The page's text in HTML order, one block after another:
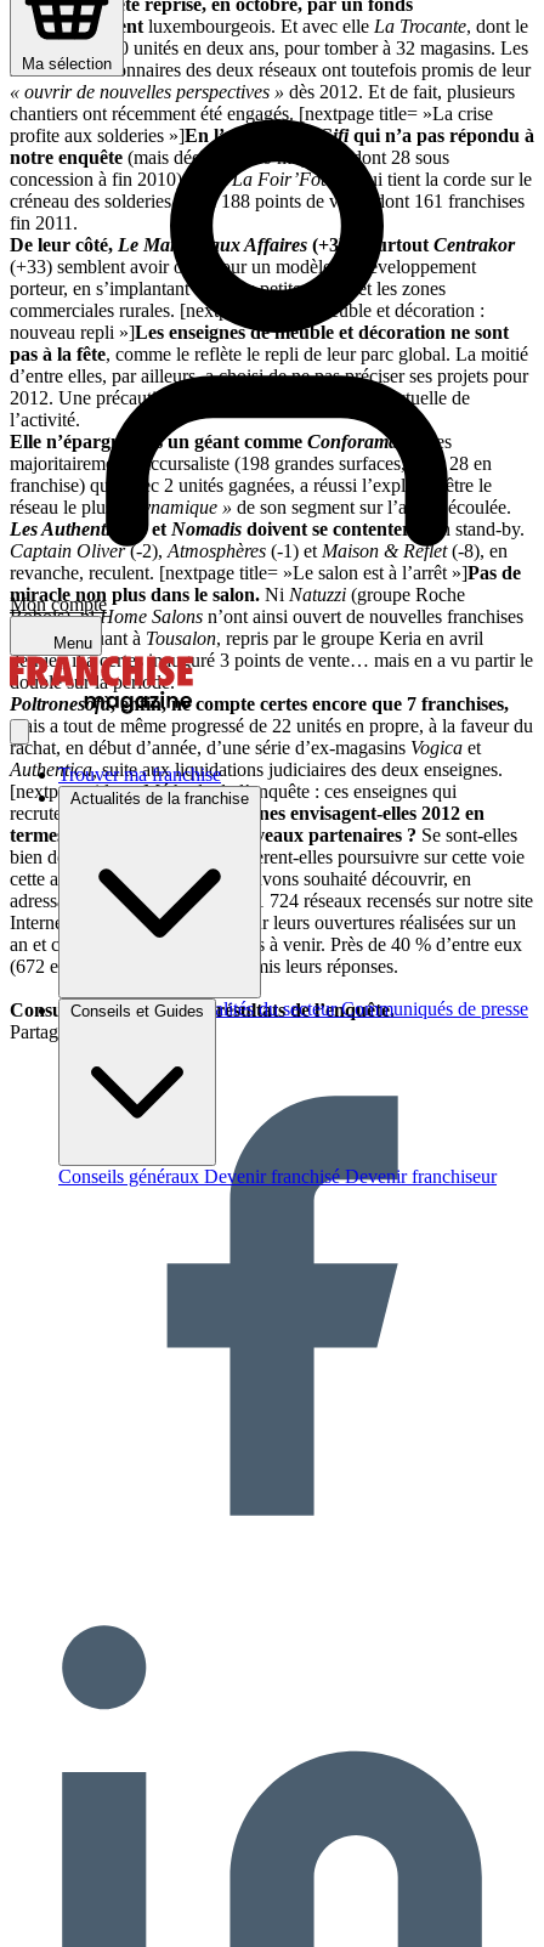
Ma sélection
Mon compte
Menu
Trouver ma franchise
Actualités de la franchise
Brèves et actus Actualités du secteur Communiqués de presse
Conseils et Guides
Conseils généraux Devenir franchisé Devenir franchiseur
d’investissement luxembourgeois. Et avec elle La Trocante, dont le
parc a perdu 20 unités en deux ans, pour tomber à 32 magasins. Les
nouveaux actionnaires des deux réseaux ont toutefois promis de leur
« ouvrir de nouvelles perspectives » dès 2012. Et de fait, plusieurs
chantiers ont récemment été engagés. [nextpage title= »La crise
profite aux solderies »]En l’absence de Gifiqui n’a pas répondu à
notre enquête (mais déclarait 320 magasins dont 28 sous
concession à fin 2010), c’est La Foir’Fouille
qui tient la corde sur le
créneau des solderies, avec 188 points de vente dont 161 franchises
fin 2011.
De leur côté, Le Marché aux Affaires (+3) et surtout Centrakor
(+33) semblent avoir opté pour un modèle de développement
porteur, en s’implantant dans les petites villes et les zones
commerciales rurales. [nextpage title= »Meuble et décoration :
nouveau repli »]Les enseignes de meuble et décoration ne sont
pas à la fête, comme le reflète le repli de leur parc global. La moitié
d’entre elles, par ailleurs, a choisi de ne pas préciser ses projets pour
2012. Une précaution qui témoigne de la frilosité actuelle de
l’activité.
Elle n’épargne pas un géant comme Conforama
certes
majoritairement succursaliste (198 grandes surfaces, dont 28 en
franchise) qui, avec 2 unités gagnées, a réussi l’exploit d’être le
réseau le plus
« dynamique » de son segment sur l’année écoulée.
Les Authentiqueset Nomadis doivent se contenter
d’un stand-by.
Captain Oliver(-2), Atmosphères (-1) et Maison & Reflet(-8), en
revanche, reculent. [nextpage title= »Le salon est à l’arrêt »]Pas de
miracle non plus dans le salon. Ni Natuzzi (groupe Roche
Bobois), niHome Salons n’ont ainsi ouvert de nouvelles franchises
en 2011. Quant à Tousalon, repris par le groupe Keria en avril
dernier, il a certes inauguré 3 points de vente… mais en a vu partir le
double sur la période.
Poltronesofà, enfin, ne compte certes encore que 7 franchises,
mais a tout de même progressé de 22 unités en propre, à la faveur du
rachat, en début d’année, d’une série d’ex-magasins Vogica et
Authentica,suite aux liquidations judiciaires des deux enseignes.
[nextpage title= »Méthode de l’enquête : ces enseignes qui
recrutent »]
Comment les enseignes envisagent-elles 2012 en
termes de recrutement de nouveaux partenaires ? Se sont-elles
bien développées en 2011 ? Espèrent-elles poursuivre sur cette voie
cette année ? C’est ce que nous avons souhaité découvrir, en
adressant à l’automne 2011 aux 1 724 réseaux recensés sur notre site
Internet une série de questions sur leurs ouvertures réalisées sur un
an et celles prévues pour les mois à venir. Près de 40 % d’entre eux
(672 exactement) nous ont transmis leurs réponses.
Consulter les principaux résultats de l’enquête.
Partager sur :